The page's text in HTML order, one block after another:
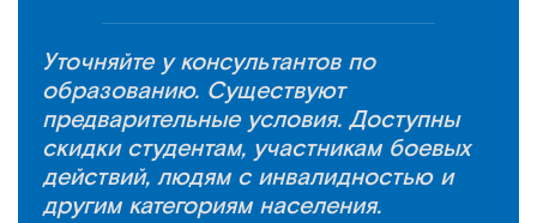
Уточняйте у консультантов по
образованию. Существуют
предварительные условия. Доступны
скидки студентам, участникам боевых
действий, людям с инвалидностью и
другим категориям населения.